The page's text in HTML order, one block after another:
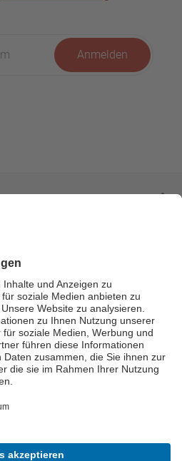
Anmelden